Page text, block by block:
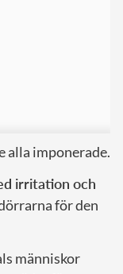
alla imponerade.
irritation och
för den
människor